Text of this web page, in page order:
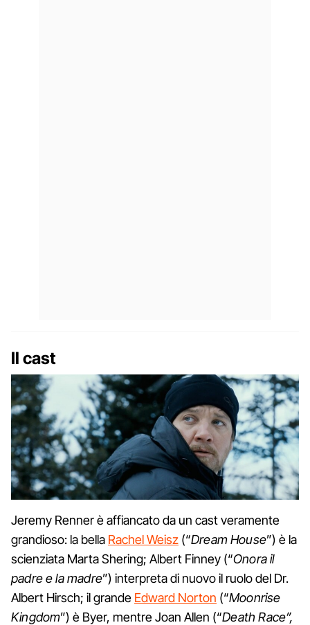
Il cast
Jeremy Renner è affiancato da un cast veramente
grandioso: la bella Rachel Weisz (“Dream House”) è la
scienziata Marta Shering; Albert Finney (“Onora il
padre e la madre”) interpreta di nuovo il ruolo del Dr.
Albert Hirsch; il grande Edward Norton (“Moonrise
Kingdom”) è Byer, mentre Joan Allen (“Death Race”,